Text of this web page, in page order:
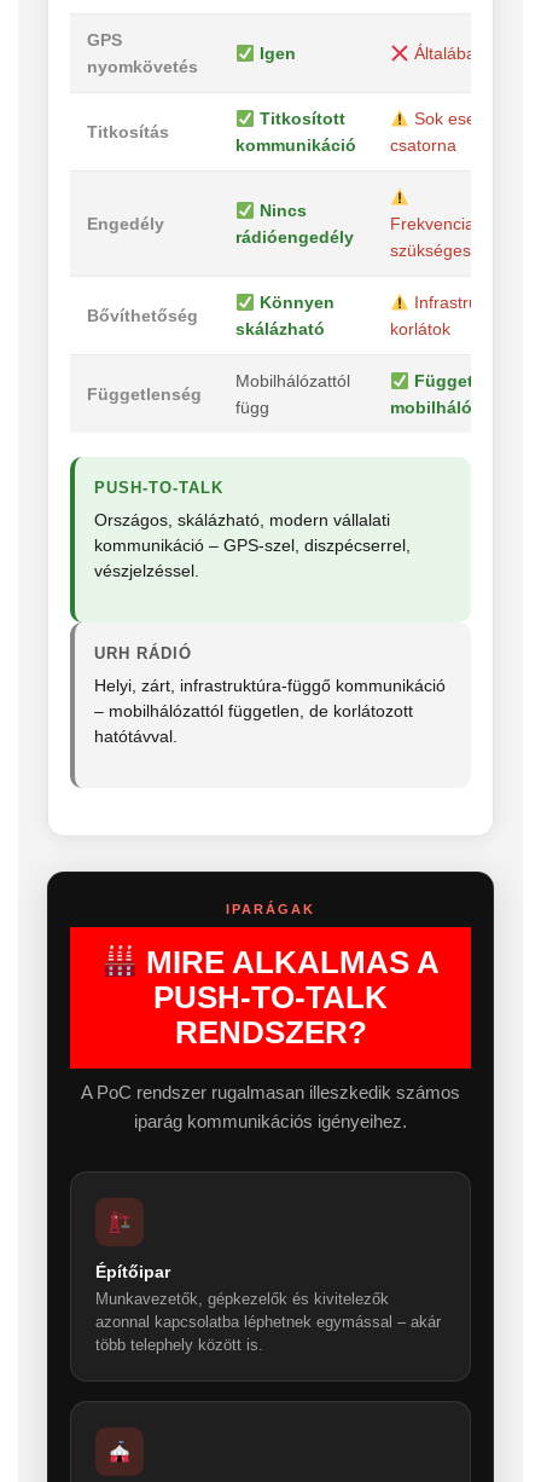
GPS
nyomkövetés
Igen Általában nincs
Titkosítás
Titkosított
kommunikáció
Sok esetben
csatorna
Engedély
Nincs
rádióengedély
szükséges lehet
Bővíthetőség
Könnyen
skálázható
Infrastrukturális
korlátok
Függetlenség
Mobilhálózattól
függ
Független
mobilhálózattól
PUSH-TO-TALK
Országos, skálázható, modern vállalati
kommunikáció – GPS-szel, diszpécserrel,
vészjelzéssel.
URH RÁDIÓ
Helyi, zárt, infrastruktúra-függő kommunikáció
– mobilhálózattól független, de korlátozott
hatótávval.
IPARÁGAK
MIRE ALKALMAS A
PUSH-TO-TALK
RENDSZER?
A PoC rendszer rugalmasan illeszkedik számos
iparág kommunikációs igényeihez.
Építőipar
Munkavezetők, gépkezelők és kivitelezők
azonnal kapcsolatba léphetnek egymással – akár
több telephely között is.